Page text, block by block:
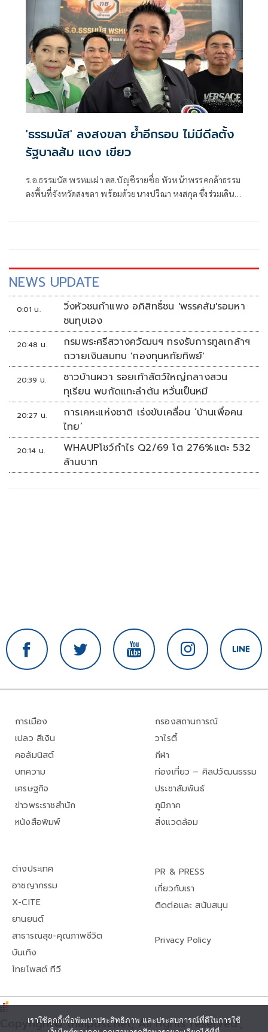
'ธรรมนัส' ลงสงขลา ย้ำอีกรอบ ไม่มีดีลตั้ง
รัฐบาลส้ม แดง เขียว
ร.อ.ธรรมนัส พรหมเผ่า สส.บัญชีรายชื่อ หัวหน้าพรรคกล้าธรรม
ลงพื้นที่จังหวัดสงขลา พร้อมด้วยนางปวีณา หงสกุล ซึ่งร่วมเดิน
NEWS UPDATE
0:01 น.
วิ่งหัวชนกำแพง อภิสิทธิ์ชน 'พรรคส้ม'รอมหา
ชนทุบเอง
20:48 น.
กรมพระศรีสวางควัฒนฯ ทรงรับการทูลเกล้าฯ
ถวายเงินสมทบ 'กองทุนหทัยทิพย์'
20:39 น.
ชาวบ้านผวา รอยเท้าสัตว์ใหญ่กลางสวน
ทุเรียน พบกัดแทะลำต้น หวั่นเป็นหมี
20:27 น.
การเคหะแห่งชาติ เร่งขับเคลื่อน ‘บ้านเพื่อคน
ไทย’
20:14 น.
WHAUPโชว์กำไร Q2/69 โต 276%แตะ 532
ล้านบาท
การเมือง
เปลว สีเงิน
คอลัมนิสต์
บทความ
เศรษฐกิจ
ข่าวพระราชสำนัก
หนังสือพิมพ์
กรองสถานการณ์
วาไรตี้
กีฬา
ท่องเที่ยว – ศิลปวัฒนธรรม
ประชาสัมพันธ์
ภูมิภาค
สิ่งแวดล้อม
ต่างประเทศ
อาชญากรรม
X-CITE
ยานยนต์
สาธารณสุข-คุณภาพชีวิต
บันเทิง
ไทยโพสต์ ทีวี
PR & PRESS
เกี่ยวกับเรา
ติดต่อและ สนับสนุน
Privacy Policy
Copyright© thaipost.net, All rights reserved.,
เราใช้คุกกี้เพื่อพัฒนาประสิทธิภาพ และประสบการณ์ที่ดีในการใช้